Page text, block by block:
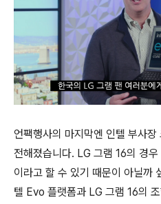
언팩행사의 마지막엔 인텔 부사
전해졌습니다. LG 그램 16의 경
이라고 할 수 있기 때문이 아닐까
텔 Evo 플랫폼과 LG 그램 16의